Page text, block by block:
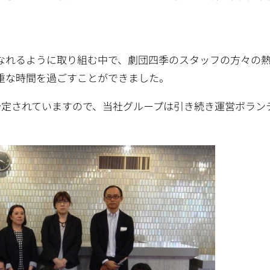
るように取り組む中で、劇団四季のスタッフの方々の
時間を過ごすことができました。
されていますので、当社グループは引き続き運営ボラン